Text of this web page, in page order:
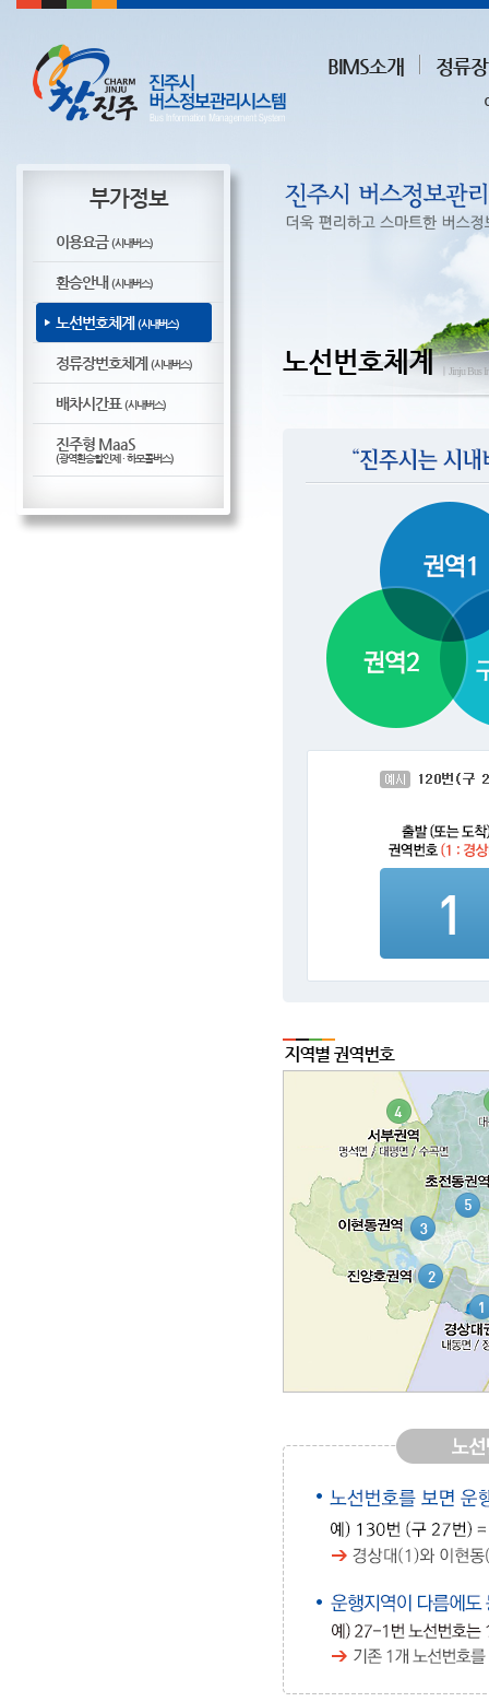
BIMS소개 정류
부가정보
이용요금(시내버스)
환승안내 (시내버스)
노선번호체계 (시내버스)
정류장번호체계 (시내버스)
배차시간표 (시내버스)
진주형 MaaS
(광역환승할인제 · 하모콜버스)
노선번호체계 ㅣJinju Bus